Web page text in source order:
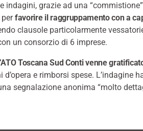
indagini, grazie ad una
perfavorire il raggruppamento con a
clausole particolarmente
un consorzio di 6 imprese.
Toscana Sud Conti venne
e rimborsi spese. L’indagine
segnalazione anonima “molto